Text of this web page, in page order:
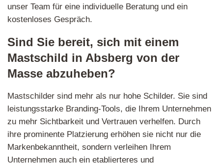
unser Team für eine individuelle Beratung und ein
kostenloses Gespräch.
Sind Sie bereit, sich mit einem
Mastschild in Absberg von der
Masse abzuheben?
Mastschilder sind mehr als nur hohe Schilder. Sie sind
leistungsstarke Branding-Tools, die Ihrem Unternehmen
zu mehr Sichtbarkeit und Vertrauen verhelfen. Durch
ihre prominente Platzierung erhöhen sie nicht nur die
Markenbekanntheit, sondern verleihen Ihrem
Unternehmen auch ein etablierteres und